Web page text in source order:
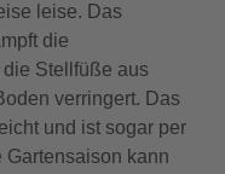
leise. Das
die
Stellfüße aus
verringert. Das
und ist sogar per
Gartensaison kann